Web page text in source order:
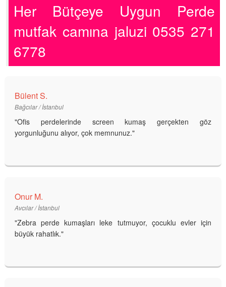
Her Bütçeye Uygun Perde
mutfak camına jaluzi 0535 271
6778
Bülent S.
Bağcılar / İstanbul
"Ofis perdelerinde screen kumaş gerçekten göz
yorgunluğunu alıyor, çok memnunuz."
Onur M.
Avcılar / İstanbul
"Zebra perde kumaşları leke tutmuyor, çocuklu evler için
büyük rahatlık."